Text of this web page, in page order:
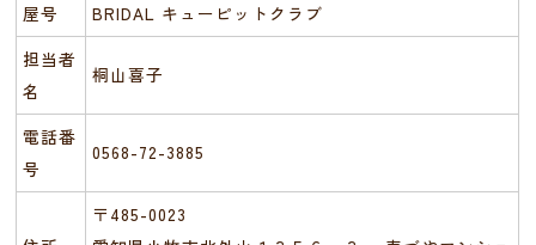
屋号
BRIDAL キューピットクラブ
担当者
名
桐山喜子
電話番
号
0568-72-3885
〒485-0023